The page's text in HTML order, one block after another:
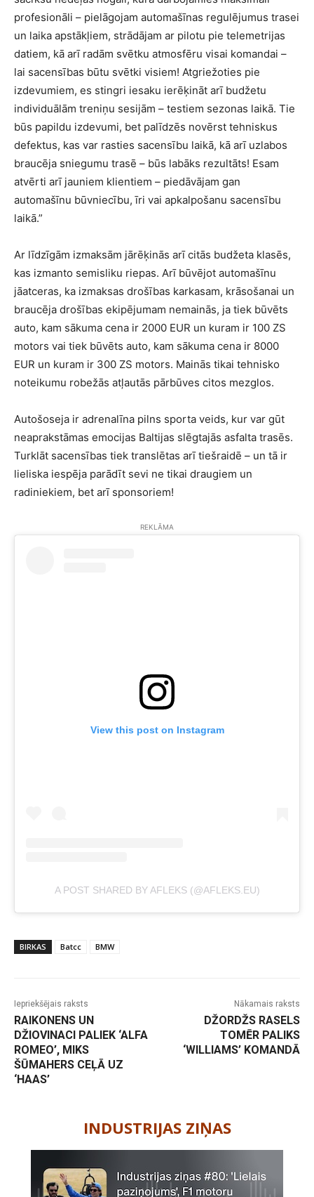
profesionāli – pielāgojam automašīnas regulējumus trasei
un laika apstākļiem, strādājam ar pilotu pie telemetrijas
datiem, kā arī radām svētku atmosfēru visai komandai –
lai sacensības būtu svētki visiem! Atgriežoties pie
izdevumiem, es stingri iesaku ierēķināt arī budžetu
individuālām treniņu sesijām – testiem sezonas laikā. Tie
būs papildu izdevumi, bet palīdzēs novērst tehniskus
defektus, kas var rasties sacensību laikā, kā arī uzlabos
braucēja sniegumu trasē – būs labāks rezultāts! Esam
atvērti arī jauniem klientiem – piedāvājam gan
automašīnu būvniecību, īri vai apkalpošanu sacensību
laikā.”
Ar līdzīgām izmaksām jārēķinās arī citās budžeta klasēs,
kas izmanto semisliku riepas. Arī būvējot automašīnu
jāatceras, ka izmaksas drošības karkasam, krāsošanai un
braucēja drošības ekipējumam nemainās, ja tiek būvēts
auto, kam sākuma cena ir 2000 EUR un kuram ir 100 ZS
motors vai tiek būvēts auto, kam sākuma cena ir 8000
EUR un kuram ir 300 ZS motors. Mainās tikai tehnisko
noteikumu robežās atļautās pārbūves citos mezglos.
Autošoseja ir adrenalīna pilns sporta veids, kur var gūt
neaprakstāmas emocijas Baltijas slēgtajās asfalta trasēs.
Turklāt sacensības tiek translētas arī tiešraidē – un tā ir
lieliska iespēja parādīt sevi ne tikai draugiem un
radiniekiem, bet arī sponsoriem!
REKLĀMA
View this post on Instagram
A POST SHARED BY AFLEKS (@AFLEKS.EU)
BIRKAS Batcc BMW
Iepriekšējais raksts
RAIKONENS UN
DŽIOVINACI PALIEK ‘ALFA
ROMEO’, MIKS
ŠŪMAHERS CEĻĀ UZ
‘HAAS’
Nākamais raksts
DŽORDŽS RASELS
TOMĒR PALIKS
‘WILLIAMS’ KOMANDĀ
INDUSTRIJAS ZIŅAS